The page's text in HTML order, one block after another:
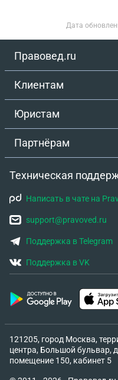
Дата
Правовед.ru
Клиентам
Юристам
Партнёрам
Техническая
Написать в чате на
support@pravoved.ru
Поддержка в Telegram
Поддержка в VK
121205, город Москва,
центра, Большой бульвар,
помещение 150, кабинет 5